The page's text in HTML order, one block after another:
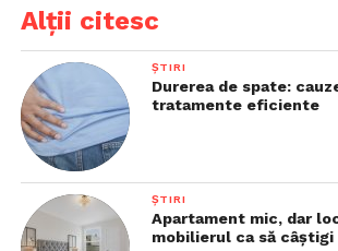
Alții citesc
ȘTIRI
Durerea de spate:
tratamente eficiente
ȘTIRI
Apartament mic, dar
mobilierul ca să câștigi